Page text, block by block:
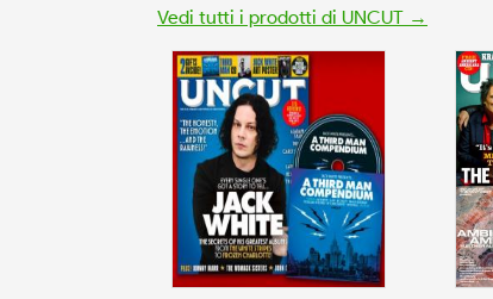
Vedi tutti i prodotti di UNCUT →